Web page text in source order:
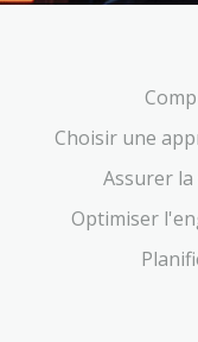
Choisir une
Assurer
Optimiser